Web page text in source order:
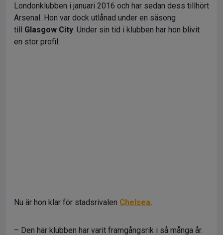
Londonklubben i januari 2016 och har sedan dess tillhört
Arsenal. Hon var dock utlånad under en säsong
till Glasgow City. Under sin tid i klubben har hon blivit
en stor profil.
Nu är hon klar för stadsrivalen Chelsea.
– Den här klubben har varit framgångsrik i så många år.